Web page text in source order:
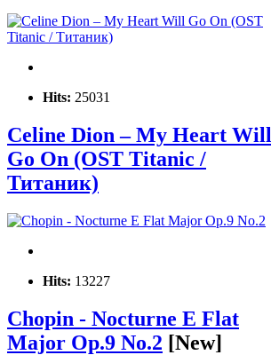
Hits: 25031
Celine Dion – My Heart Will
Go On (OST Titanic /
Титаник)
Hits: 13227
Chopin - Nocturne E Flat
Major Op.9 No.2 [New]